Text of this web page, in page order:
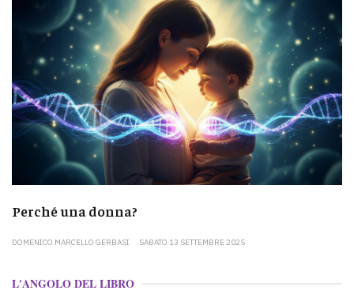
Perché una donna?
DOMENICO MARCELLO GERBASI SABATO 13 SETTEMBRE 2025
L'ANGOLO DEL LIBRO